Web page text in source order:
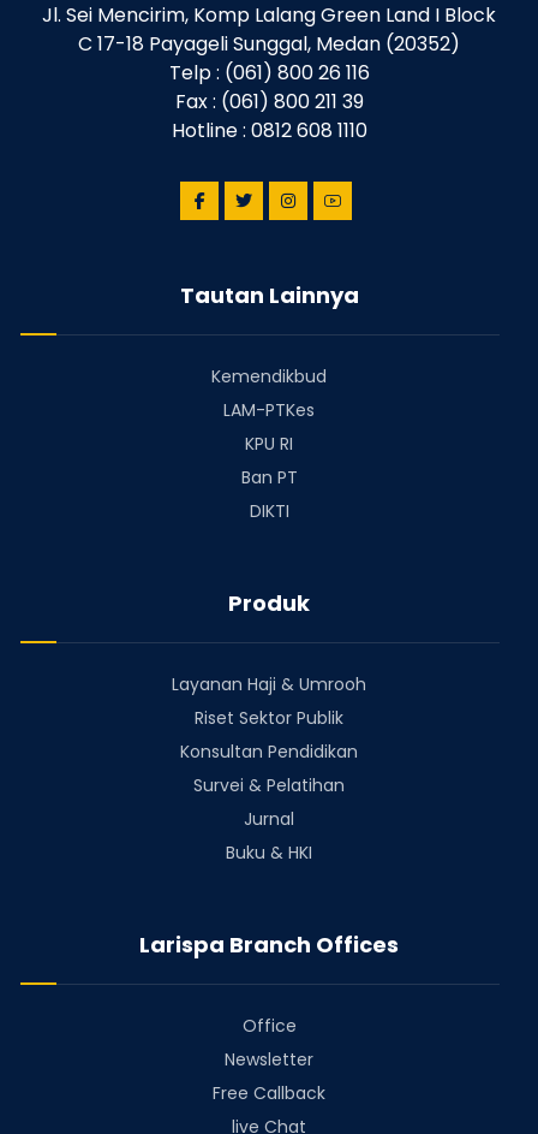
Jl. Sei Mencirim, Komp Lalang Green Land I Block
C 17-18 Payageli Sunggal, Medan (20352)
Telp : (061) 800 26 116
Fax : (061) 800 211 39
Hotline : 0812 608 1110
Tautan Lainnya
Kemendikbud
LAM-PTKes
KPU RI
Ban PT
DIKTI
Produk
Layanan Haji & Umrooh
Riset Sektor Publik
Konsultan Pendidikan
Survei & Pelatihan
Jurnal
Buku & HKI
Larispa Branch Offices
Office
Newsletter
Free Callback
live Chat